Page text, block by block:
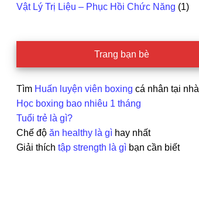
Vật Lý Trị Liệu – Phục Hồi Chức Năng (1)
Trang bạn bè
Tìm Huấn luyện viên boxing cá nhân tại nhà
Học boxing bao nhiêu 1 tháng
Tuổi trẻ là gì?
Chế độ ăn healthy là gì hay nhất
Giải thích tập strength là gì bạn cần biết